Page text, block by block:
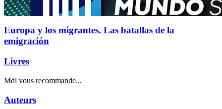
Europa y los migrantes. Las batallas de la
emigración
Livres
Mdl vous recommande...
Auteurs